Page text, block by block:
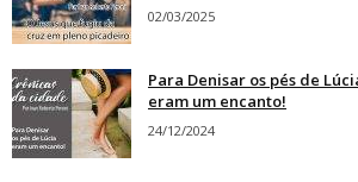
02/03/2025
Para Denisar os pés de
eram um encanto!
24/12/2024